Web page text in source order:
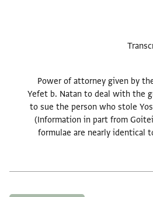
Power of attorney given by
Yefet b. Natan to deal with the
to sue the person who stole
(Information in part from
formulae are nearly identical